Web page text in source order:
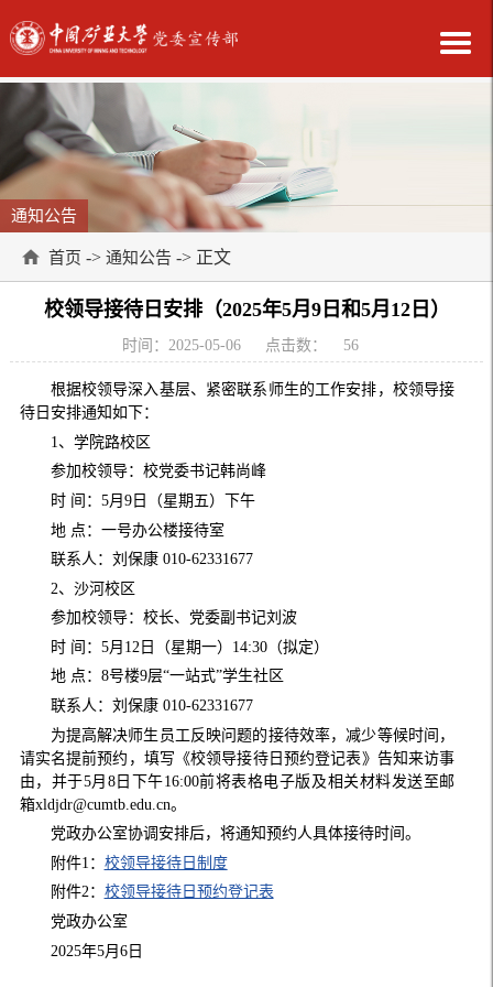
通知公告
首页 -> 通知公告 -> 正文
校领导接待日安排（2025年5月9日和5月12日）
时间：2025-05-06 点击数： 56
根据校领导深入基层、紧密联系师生的工作安排，校领导接
待日安排通知如下：
1、学院路校区
参加校领导：校党委书记韩尚峰
时 间：5月9日（星期五）下午
地 点：一号办公楼接待室
联系人：刘保康 010-62331677
2、沙河校区
参加校领导：校长、党委副书记刘波
时 间：5月12日（星期一）14:30（拟定）
地 点：8号楼9层“一站式”学生社区
联系人：刘保康 010-62331677
为提高解决师生员工反映问题的接待效率，减少等候时间，
请实名提前预约，填写《校领导接待日预约登记表》告知来访事
由，并于5月8日下午16:00前将表格电子版及相关材料发送至邮
箱xldjdr@cumtb.edu.cn。
党政办公室协调安排后，将通知预约人具体接待时间。
附件1： 校领导接待日制度
附件2： 校领导接待日预约登记表
党政办公室
2025年5月6日